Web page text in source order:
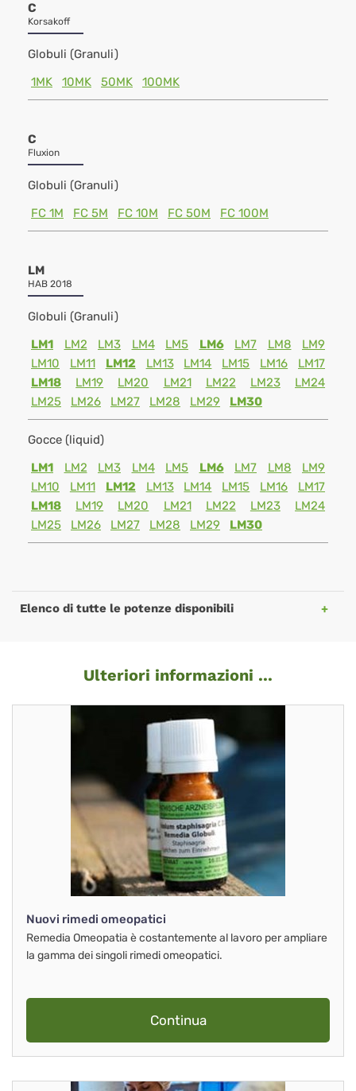
C
Korsakoff
Globuli (Granuli)
1MK
10MK 50MK 100MK
C
Fluxion
Globuli (Granuli)
FC 1M
FC 5M FC 10M FC 50M FC 100M
LM
HAB 2018
Globuli (Granuli)
LM1
LM2 LM3 LM4 LM5 LM6 LM7 LM8
LM9
LM10
LM11 LM12 LM13 LM14 LM15 LM16
LM17
LM18
LM19 LM20 LM21 LM22 LM23
LM24
LM25
LM26 LM27 LM28 LM29 LM30
Gocce (liquid)
LM1
LM2 LM3 LM4 LM5 LM6 LM7 LM8
LM9
LM10
LM11 LM12 LM13 LM14 LM15 LM16
LM17
LM18
LM19 LM20 LM21 LM22 LM23
LM24
LM25
LM26 LM27 LM28 LM29 LM30
Elenco di tutte le potenze disponibili
Ulteriori informazioni ...
Nuovi rimedi omeopatici
Remedia Omeopatia è costantemente al lavoro per ampliare
la gamma dei singoli rimedi omeopatici.
Continua